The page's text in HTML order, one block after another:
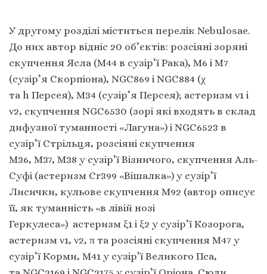
У другому розділі міститься перелік Nebulosae.
До них автор відніс 20 об’єктів: розсіяні зоряні
скупчення Ясла (М44 в сузір’ї Рака), М6 і M7
(сузір’я Скорпіона), NGC869 i NGC884 (χ
та h Персея), М34 (сузір’я Персея); астеризм ν1 і
ν2, скупчення NGC6530 (зорі які входять в склад
дифузної туманності «Лагуна») i NGC6523 в
сузір’ї Стрільця, розсіяні скупчення
М36, M37, M38 у сузір’ї Візничого, скупчення Аль-
Суфі (астеризм Сr399 «Вішалка») у сузір’ї
Лисички, кульове скупчення М92 (автор описує
її, як туманність «в лівій нозі
Геркулеса») астеризм ξ1 і ξ2 у сузір’ї Козорога,
астеризм ν1, ν2, π та розсіяні скупчення М47 у
сузір’ї Корми, М41 у сузір’ї Великого Пса,